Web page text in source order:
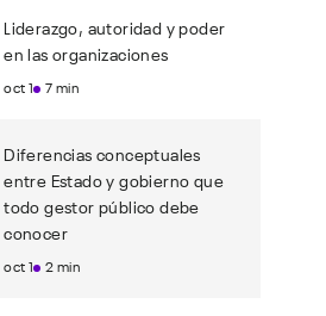
Liderazgo, autoridad y poder
en las organizaciones
oct 1 7 min
Diferencias conceptuales
entre Estado y gobierno que
todo gestor público debe
conocer
oct 1 2 min